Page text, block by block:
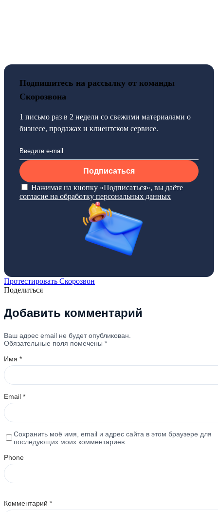
Подпишитесь на рассылку от команды
Скорозвона
1 письмо раз в 2 недели со свежими материалами о
бизнесе, продажах и клиентском сервисе.
Подписаться
Нажимая на кнопку «Подписаться», вы даёте
согласие на обработку персональных данных
Протестировать Скорозвон
Поделиться
Добавить комментарий
Ваш адрес email не будет опубликован.
Обязательные поля помечены *
Имя *
Email *
Сохранить моё имя, email и адрес сайта в этом браузере для
последующих моих комментариев.
Phone
Комментарий *